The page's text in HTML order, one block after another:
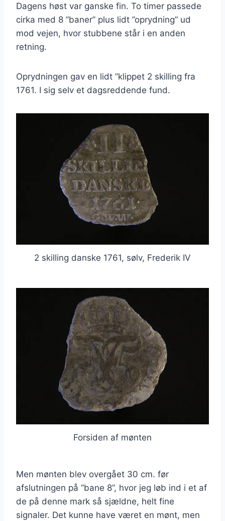
Dagens høst var ganske fin. To timer passede
cirka med 8 ”baner” plus lidt ”oprydning” ud
mod vejen, hvor stubbene står i en anden
retning.
Oprydningen gav en lidt ”klippet 2 skilling fra
1761. I sig selv et dagsreddende fund.
2 skilling danske 1761, sølv, Frederik IV
Forsiden af mønten
Men mønten blev overgået 30 cm. før
afslutningen på ”bane 8”, hvor jeg løb ind i et af
de på denne mark så sjældne, helt fine
signaler. Det kunne have været en mønt, men